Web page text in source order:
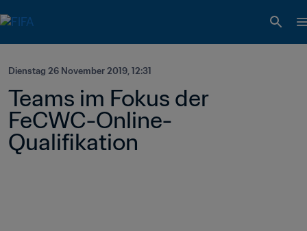
Dienstag 26 November 2019, 12:31
Teams im Fokus der
FeCWC-Online-
Qualifikation